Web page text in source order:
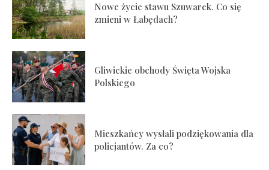
Nowe życie stawu Szuwarek. Co się
zmieni w Łabędach?
Gliwickie obchody Święta Wojska
Polskiego
Mieszkańcy wysłali podziękowania dla
policjantów. Za co?